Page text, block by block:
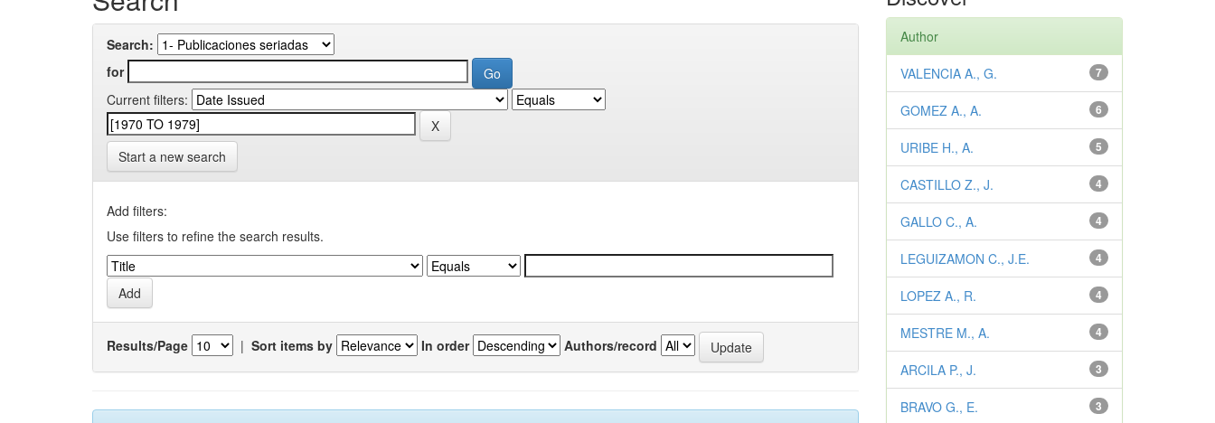
Search:
for
Current filters:
Start a new search
Add filters:
Use filters to refine the search results.
Results/Page | Sort items by In order Authors/record
Author
7
VALENCIA A., G.
6
GOMEZ A., A.
5
URIBE H., A.
4
CASTILLO Z., J.
4
GALLO C., A.
4
LEGUIZAMON C., J.E.
4
LOPEZ A., R.
4
MESTRE M., A.
3
ARCILA P., J.
3
BRAVO G., E.